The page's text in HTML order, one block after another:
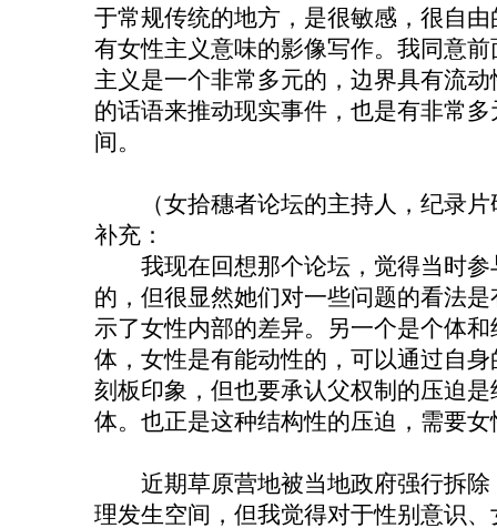
于常规传统的地方，是很敏感，很自
有女性主义意味的影像写作。我同意
主义是一个非常多元的，边界具有流
的话语来推动现实事件，也是有非常
间。
（女拾穗者论坛的主持人，纪录片
补充：
我现在回想那个论坛，觉得当时参
的，但很显然她们对一些问题的看法
示了女性内部的差异。另一个是个体
体，女性是有能动性的，可以通过自
刻板印象，但也要承认父权制的压迫
体。也正是这种结构性的压迫，需要
近期草原营地被当地政府强行拆除
理发生空间，但我觉得对于性别意识